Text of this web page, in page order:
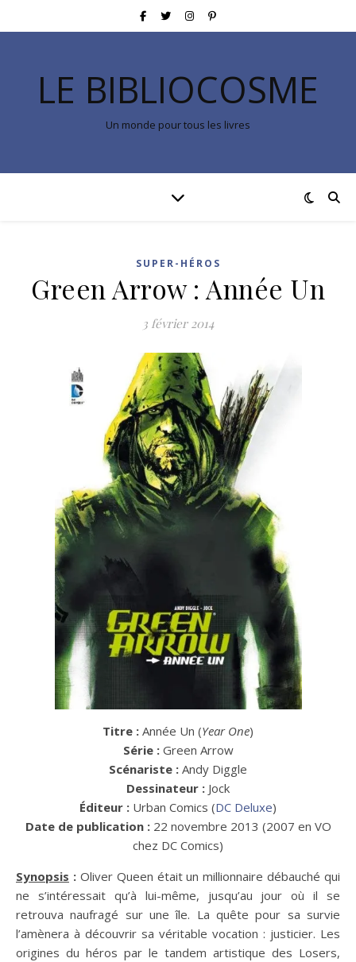
LE BIBLIOCOSME
Un monde pour tous les livres
SUPER-HÉROS
Green Arrow : Année Un
3 février 2014
Titre : Année Un (Year One)
Série : Green Arrow
Scénariste : Andy Diggle
Dessinateur : Jock
Éditeur : Urban Comics (DC Deluxe)
Date de publication : 22 novembre 2013 (2007 en VO
chez DC Comics)
Synopsis : Oliver Queen était un millionnaire débauché qui
ne s’intéressait qu’à lui-même, jusqu’au jour où il se
retrouva naufragé sur une île. La quête pour sa survie
l’amènera à découvrir sa véritable vocation : justicier. Les
origines du héros par le tandem artistique des Losers,